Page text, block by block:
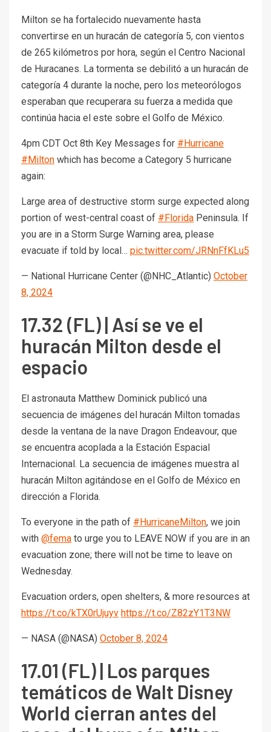
Milton se ha fortalecido nuevamente hasta
convertirse en un huracán de categoría 5, con vientos
de 265 kilómetros por hora, según el Centro Nacional
de Huracanes. La tormenta se debilitó a un huracán de
categoría 4 durante la noche, pero los meteorólogos
esperaban que recuperara su fuerza a medida que
continúa hacia el este sobre el Golfo de México.
4pm CDT Oct 8th Key Messages for #Hurricane
#Milton which has become a Category 5 hurricane
again:
Large area of destructive storm surge expected along
portion of west-central coast of #Florida Peninsula. If
you are in a Storm Surge Warning area, please
evacuate if told by local… pic.twitter.com/JRNnFfKLu5
— National Hurricane Center (@NHC_Atlantic) October
8, 2024
17.32 (FL) | Así se ve el
huracán Milton desde el
espacio
El astronauta Matthew Dominick publicó una
secuencia de imágenes del huracán Milton tomadas
desde la ventana de la nave Dragon Endeavour, que
se encuentra acoplada a la Estación Espacial
Internacional. La secuencia de imágenes muestra al
huracán Milton agitándose en el Golfo de México en
dirección a Florida.
To everyone in the path of #HurricaneMilton, we join
with @fema to urge you to LEAVE NOW if you are in an
evacuation zone; there will not be time to leave on
Wednesday.
Evacuation orders, open shelters, & more resources at
https://t.co/kTX0rUjuyv https://t.co/Z82zY1T3NW
— NASA (@NASA) October 8, 2024
17.01 (FL) | Los parques
temáticos de Walt Disney
World cierran antes del